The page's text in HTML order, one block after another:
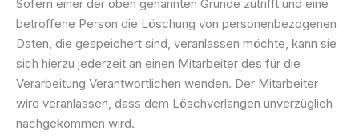
Sofern einer der oben genannten Gründe zutrifft und eine
betroffene Person die Löschung von personenbezogenen
Daten, die gespeichert sind, veranlassen möchte, kann sie
sich hierzu jederzeit an einen Mitarbeiter des für die
Verarbeitung Verantwortlichen wenden. Der Mitarbeiter
wird veranlassen, dass dem Löschverlangen unverzüglich
nachgekommen wird.